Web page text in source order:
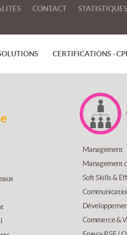
CONTACT
CERTIFICATIONS -
Management
Management
Soft Skills &
Commerce &